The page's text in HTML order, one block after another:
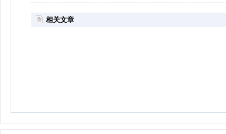
相关文章